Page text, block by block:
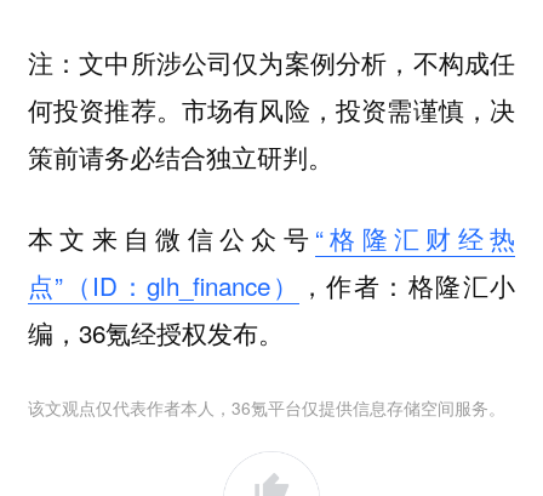
注：文中所涉公司仅为案例分析，不构成任
何投资推荐。市场有风险，投资需谨慎，决
策前请务必结合独立研判。
本文来自微信公众号 “格隆汇财经热
点”（ID：glh_finance）
，作者：格隆汇小
编，36氪经授权发布。
该文观点仅代表作者本人，36氪平台仅提供信息存储空间服务。